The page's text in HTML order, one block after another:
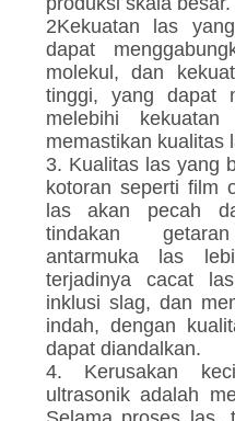
2Kekuatan las
dapat
molekul, dan
tinggi, yang dapat
melebihi
memastikan kualitas
3. Kualitas las yang
kotoran seperti film
las akan pecah
tindakan getaran
antarmuka las
terjadinya cacat
inklusi slag, dan
indah, dengan
dapat diandalkan.
4. Kerusakan
ultrasonik adalah